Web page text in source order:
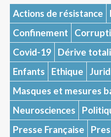
Actions de résistance
Confinement
Covid-19
Dérive
Enfants
Ethique
Masques et mesures
Neurosciences
Presse Française